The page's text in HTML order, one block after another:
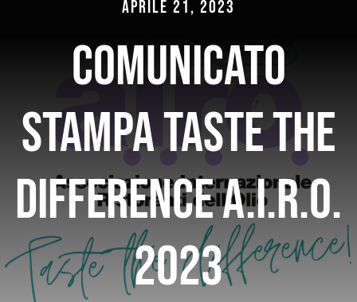
Aprile 21, 2023
Comunicato
Stampa Taste the
Difference A.I.R.O.
2023